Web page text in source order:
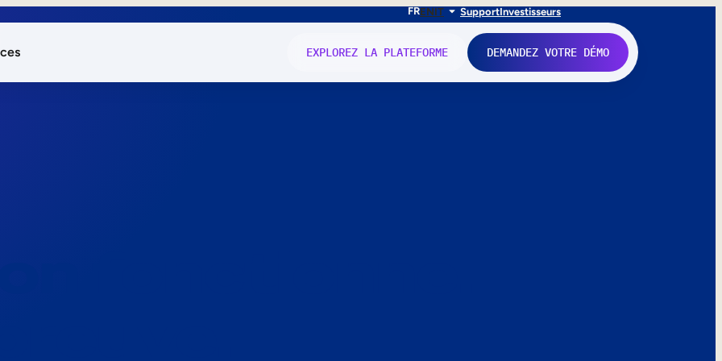
FRENIT SupportInvestisseurs
EXPLOREZ LA PLATEFORME DEMANDEZ VOTRE DÉMO